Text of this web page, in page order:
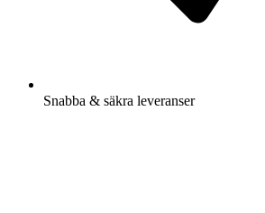
Snabba & säkra leveranser